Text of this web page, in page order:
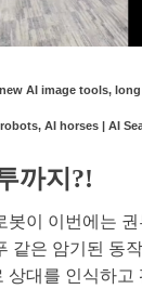
AI image tools,
AI horses | AI
까지?!
봇이 이번에는
같은 암기된 동
상대를 인식하고